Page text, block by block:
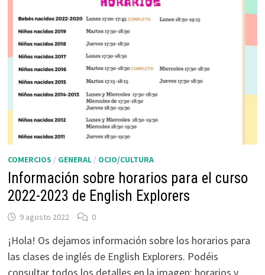
COMERCIOS / GENERAL/ OCIO/CULTURA
Información sobre horarios para el curso
2022-2023 de English Explorers
9 agosto 2022 0
¡Hola! Os dejamos información sobre los horarios para
las clases de inglés de English Explorers. Podéis